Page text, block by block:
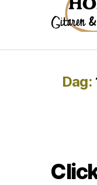
Dag: